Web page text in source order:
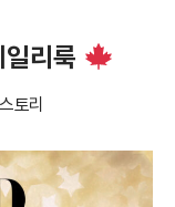
리룩
토리